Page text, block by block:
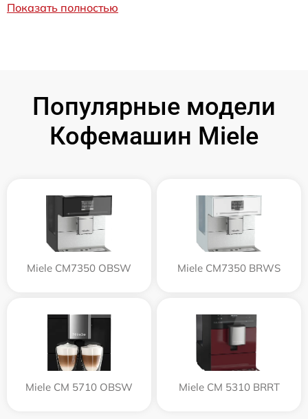
Показать полностью
Популярные модели
Кофемашин Miele
Miele CM7350 OBSW Miele CM7350 BRWS
Miele CM 5710 OBSW Miele CM 5310 BRRT